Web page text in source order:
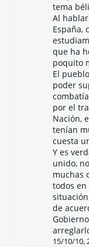
tema
Al
España,
que ha
poquito
El
poder
por el
Nación,
tenían
cuesta
Y es
unido,
muchas
todos
de
15/10/10,